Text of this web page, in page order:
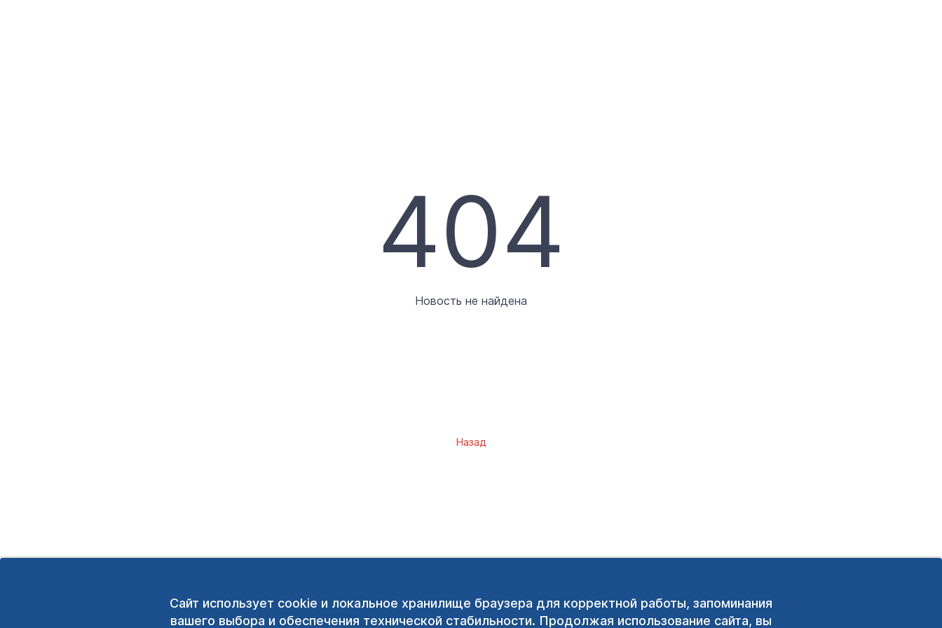
Сайт использует cookie и локальное хранилище браузера для корректной работы, запоминания
вашего выбора и обеспечения технической стабильности. Продолжая использование сайта, вы
404
Новость не найдена
Назад